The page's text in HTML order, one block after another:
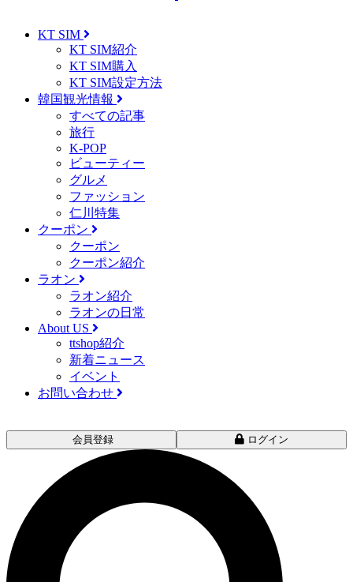
KT SIM
KT SIM紹介
KT SIM購入
KT SIM設定方法
韓国観光情報
すべての記事
旅行
K-POP
ビューティー
グルメ
ファッション
仁川特集
クーポン
クーポン
クーポン紹介
ラオン
ラオン紹介
ラオンの日常
About US
ttshop紹介
新着ニュース
イベント
お問い合わせ
会員登録 ログイン